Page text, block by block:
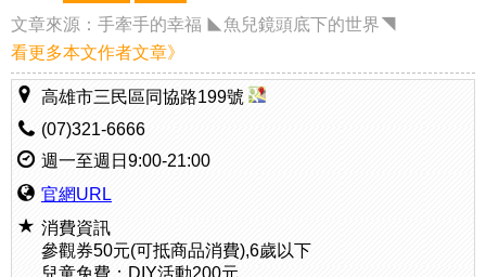
文章來源： 手牽手的幸福 ◣魚兒鏡頭底下的世界◥
看更多本文作者文章》
高雄市三民區同協路199號
(07)321-6666
週一至週日9:00-21:00
官網URL
消費資訊
參觀券50元(可抵商品消費),6歲以下
兒童免費；DIY活動200元